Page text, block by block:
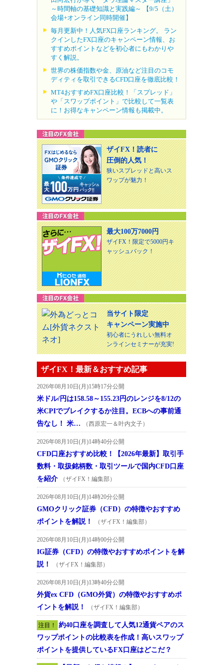
～時間軸の基礎知識と実践編～ 【9/5（土）
会場+オンライン同時開催】
毎月更新中！人気FX口座ランキング。 ラン
クインしたFX口座のキャンペーン情報、お
すすめポイントなどを初心者にもわかりや
すく解説。
世界の株価指数や金、原油など注目のコモ
ディティを取引できるCFD口座を徹底比較！
MT4おすすめFX口座比較！「スプレッド」
や「スワップポイント」で比較して一覧表
に！お得なキャンペーン情報も掲載中。
ザイFX！読者に
圧倒的人気！
狭いスプレッドと高いス
ワップが魅力！
最大100万7000円
ザイFX！限定で5000円キ
ャッシュバック！
当サイト限定
キャンペーン実施中
初心者にうれしい無料オ
ンラインセミナーが充実!
ザイFX！最新＆おすすめ記事
2026年08月10日(月)15時17分公開
米ドル/円は158.58～155.23円のレンジを8/12の
米CPIでブレイクするか注目。ECBへの事前通
告なし！ 米…
（西原宏一＆叶内文子）
2026年08月10日(月)14時40分公開
CFD口座おすすめ比較！【2026年最新】取引手
数料・取扱銘柄数・取引ツールで国内CFD口座
を紹介
（ザイFX！編集部）
2026年08月10日(月)14時20分公開
GMOクリック証券（CFD）の特徴やおすすめ
ポイントを解説！
（ザイFX！編集部）
2026年08月10日(月)14時00分公開
IG証券（CFD）の特徴やおすすめポイントを解
説！
（ザイFX！編集部）
2026年08月10日(月)13時40分公開
外貨ex CFD（GMO外貨）の特徴やおすすめポ
イントを解説！
（ザイFX！編集部）
注目！
約40口座を調査して人気12通貨ペアのス
ワップポイントの比較表を作成！高いスワップ
ポイントを提供しているFX口座はどこだ？